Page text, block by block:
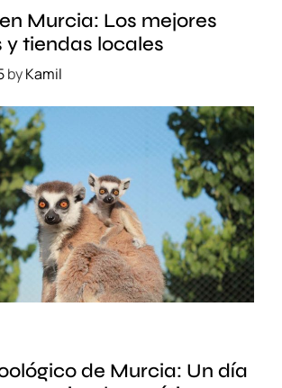
O
i
e
t
a
l
Murcia: Los mejores
tiendas locales
byKamil
de Murcia: Un día